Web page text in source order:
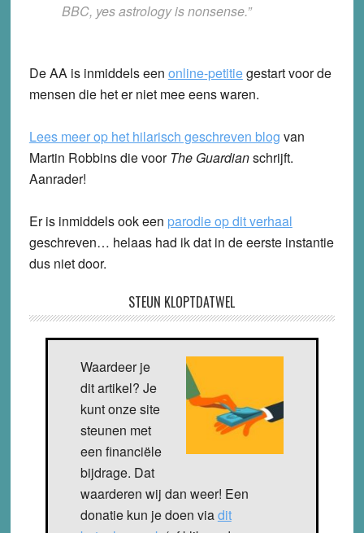
BBC, yes astrology is nonsense.”
De AA is inmiddels een online-petitiegestart voor de
mensen die het er niet mee eens waren.
Lees meer op het hilarisch geschreven blog van
Martin Robbins die voorThe Guardianschrijft.
Aanrader!
Er is inmiddels ook een parodie op dit verhaal
geschreven… helaas had ik dat in de eerste instantie
dus niet door.
STEUN KLOPTDATWEL
Waardeer je
dit artikel? Je
kunt onze site
steunen met
een financiële
bijdrage. Dat
waarderen wij dan weer! Een
donatie kun je doen viadit